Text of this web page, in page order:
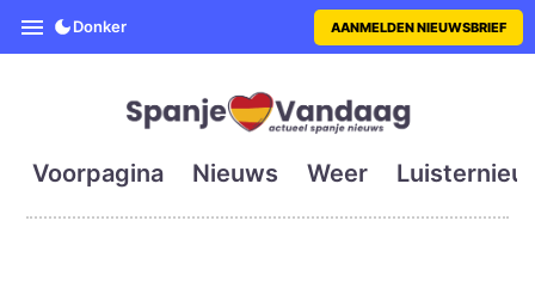
SpanjeVandaag is de eerste
Donker AANMELDEN NIEUWSBRIEF
Voorpagina Nieuws Weer